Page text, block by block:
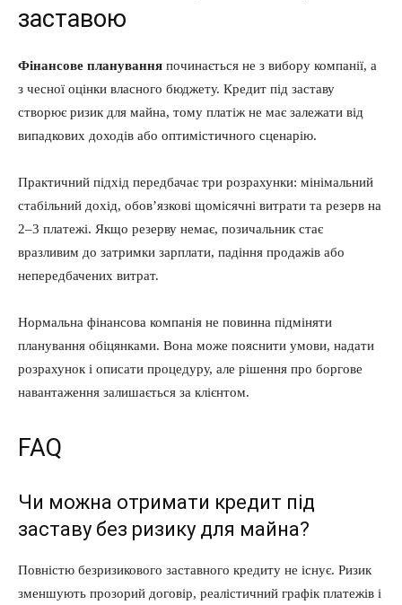
О нас
Отказ от ответственности
Контакты
заставою
Фінансове планування починається не з вибору компанії, а
з чесної оцінки власного бюджету. Кредит під заставу
створює ризик для майна, тому платіж не має залежати від
випадкових доходів або оптимістичного сценарію.
Практичний підхід передбачає три розрахунки: мінімальний
стабільний дохід, обов’язкові щомісячні витрати та резерв на
2–3 платежі. Якщо резерву немає, позичальник стає
вразливим до затримки зарплати, падіння продажів або
непередбачених витрат.
Нормальна фінансова компанія не повинна підміняти
планування обіцянками. Вона може пояснити умови, надати
розрахунок і описати процедуру, але рішення про боргове
навантаження залишається за клієнтом.
FAQ
Чи можна отримати кредит під
заставу без ризику для майна?
Повністю безризикового заставного кредиту не існує. Ризик
зменшують прозорий договір, реалістичний графік платежів і